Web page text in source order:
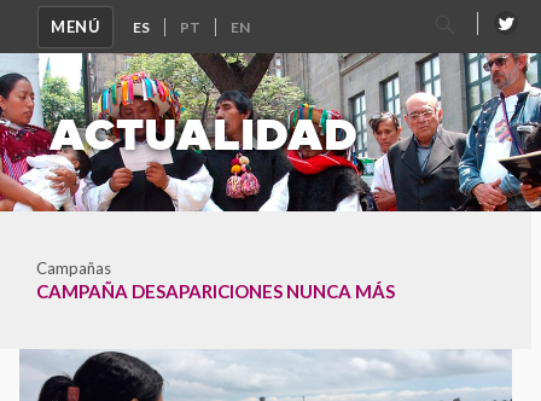
MENÚ
Buscar
por:
ACTUALIDAD
Campañas
CAMPAÑA DESAPARICIONES NUNCA MÁS